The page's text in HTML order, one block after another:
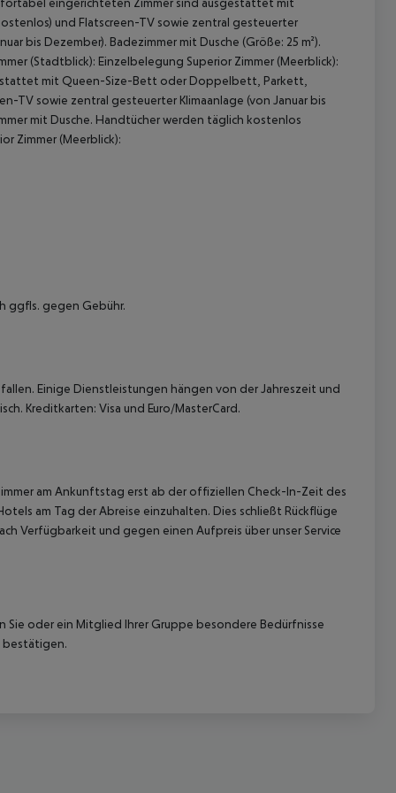
und Flatscreen-TV sowie zentral gesteuerter
bis Dezember). Badezimmer mit Dusche (Größe: 25 m²).
(Stadtblick): Einzelbelegung Superior Zimmer (Meerblick):
mit Queen-Size-Bett oder Doppelbett, Parkett,
TV sowie zentral gesteuerter Klimaanlage (von Januar bis
mit Dusche. Handtücher werden täglich kostenlos
Zimmer (Meerblick):
ggfls. gegen Gebühr.
Einige Dienstleistungen hängen von der Jahreszeit und
Kreditkarten: Visa und Euro/MasterCard.
am Ankunftstag erst ab der offiziellen Check-In-Zeit des
am Tag der Abreise einzuhalten. Dies schließt Rückflüge
Verfügbarkeit und gegen einen Aufpreis über unser Service
oder ein Mitglied Ihrer Gruppe besondere Bedürfnisse
bestätigen.